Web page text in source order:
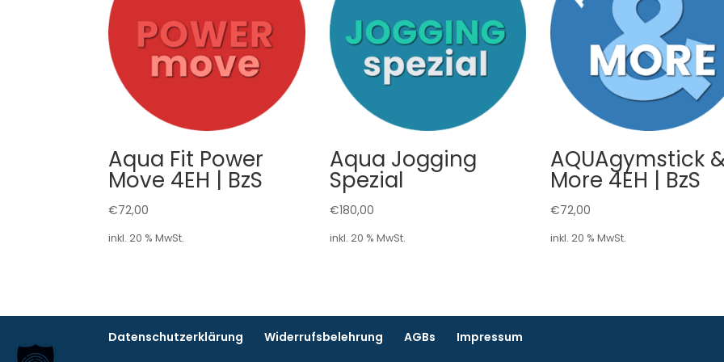
Aqua Fit Power
Move 4EH | BzS
€72,00
inkl. 20 % MwSt.
Aqua Jogging
Spezial
€180,00
inkl. 20 % MwSt.
AQUAgymstick
More 4EH | BzS
€72,00
inkl. 20 % MwSt.
Datenschutzerklärung Widerrufsbelehrung AGBs Impressum